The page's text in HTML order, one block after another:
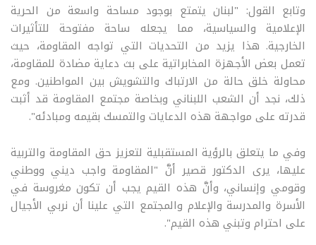
وتابع القول: "لبنان يتمتع بوجود مساحة واسعة من الحرية
الإعلامية والسياسية، مما يجعله ساحة مفتوحة للتأثيرات
الخارجية. هذا يزيد من التحديات التي تواجه المقاومة، حيث
تعمل بعض الأجهزة المخابراتية على بث دعاية مضادة للمقاومة،
محاولة خلق حالة من الارتباك والتشويش بين المواطنين. ومع
ذلك، نجد أن الشعب اللبناني وبخاصة مجتمع المقاومة قد أثبت
قدرته على مواجهة هذه الدعايات والتمسك بقيمه ومبادئه".
وفي ما يتعلق بالرؤية المستقبلية لتعزيز حق المقاومة والتربية
عليها، يرى الدكتور قصير أنَّ "المقاومة واجب ديني ووطني
وقومي وإنساني، وأنَّ هذه القيم يجب أن تكون مغروسة في
الأسرة والمدرسة والإعلام والمجتمع التي علينا أن نربي الأجيال
على احترام وتبني هذه القيم".